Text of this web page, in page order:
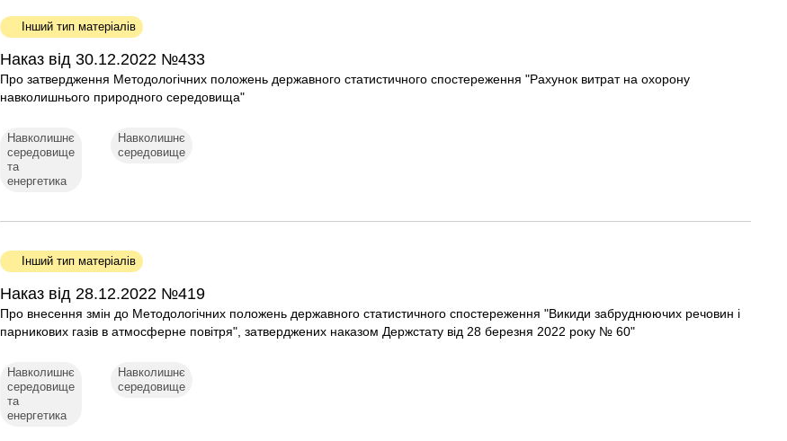
Інший тип матеріалів
Наказ від 30.12.2022 №433
Про затвердження Методологічних положень державного статистичного спостереження "Рахунок витрат на охорону
навколишнього природного середовища"
Навколишнє
середовище
та
енергетика
Навколишнє
середовище
Інший тип матеріалів
Наказ від 28.12.2022 №419
Про внесення змін до Методологічних положень державного статистичного спостереження "Викиди забруднюючих речовин і
парникових газів в атмосферне повітря", затверджених наказом Держстату від 28 березня 2022 року № 60"
Навколишнє
середовище
та
енергетика
Навколишнє
середовище